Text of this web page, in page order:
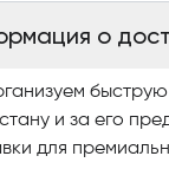
о
и за его
для